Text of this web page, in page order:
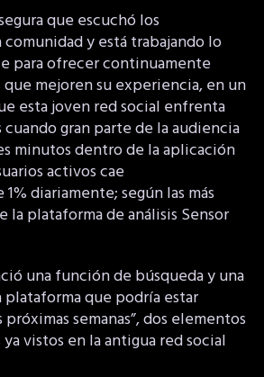
que escuchó los
y está trabajando lo
para ofrecer continuamente
mejoren su experiencia, en un
esta joven red social enfrenta
gran parte de la audiencia
minutos dentro de la aplicación
activos cae
diariamente; según las más
la plataforma de análisis Sensor
una función de búsqueda y una
que podría estar
semanas”, dos elementos
vistos en la antigua red social